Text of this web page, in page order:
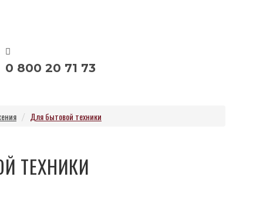
0 800 20 71 73
Для бытовой техники
ТЕХНИКИ